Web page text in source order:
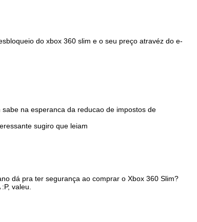
do xbox 360 slim e o seu preço atravéz do e-
na esperanca da reducao de impostos de
sugiro que leiam
dá pra ter segurança ao comprar o Xbox 360 Slim?
valeu.